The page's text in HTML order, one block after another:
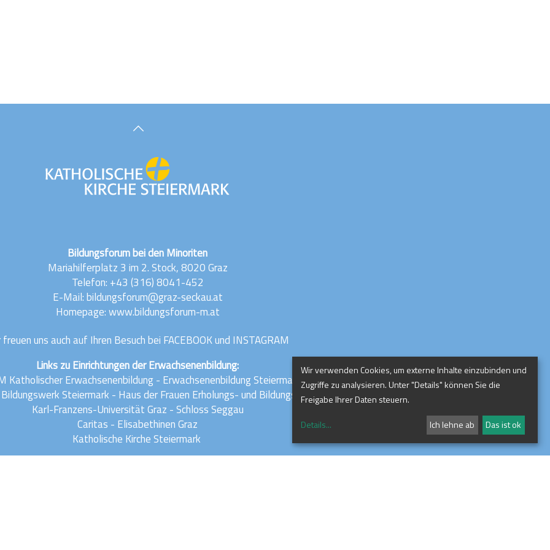
Bildungsforum bei den Minoriten
Mariahilferplatz 3 im 2. Stock, 8020 Graz
Telefon: +43 (316) 8041-452
E-Mail:bildungsforum@graz-seckau.at
Homepage: www.bildungsforum-m.at
freuen uns auch auf Ihren Besuch bei FACEBOOKund INSTAGRAM
Links zu Einrichtungen der Erwachsenenbildung:
Katholischer Erwachsenenbildung- Erwachsenenbildung Steiermark
Steiermark - Haus der Frauen Erholungs- und Bildungszentrum
Karl-Franzens-Universität Graz -Schloss Seggau
Caritas - Elisabethinen Graz
Katholische Kirche Steiermark
Wir verwenden Cookies, um externe Inhalte einzubinden und
Zugriffe zu analysieren. Unter "Details" können Sie die
Freigabe Ihrer Daten steuern.
Details... Ich lehne ab Das ist ok